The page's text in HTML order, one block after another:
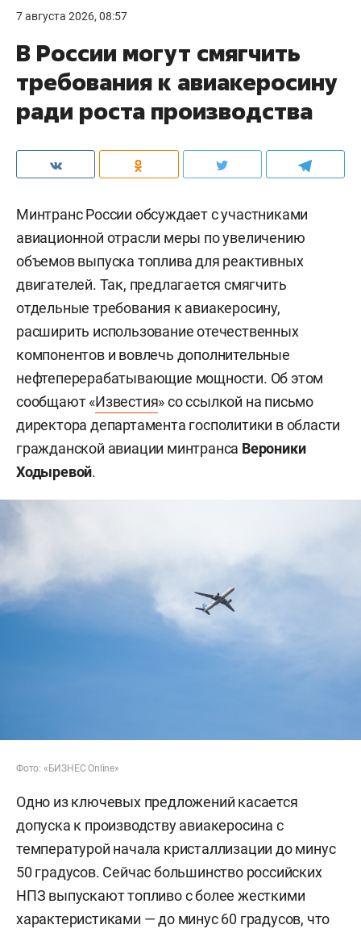
7 августа 2026, 08:57
В России могут смягчить
требования к авиакеросину
ради роста производства
Минтранс России обсуждает с участниками
авиационной отрасли меры по увеличению
объемов выпуска топлива для реактивных
двигателей. Так, предлагается смягчить
отдельные требования к авиакеросину,
расширить использование отечественных
компонентов и вовлечь дополнительные
нефтеперерабатывающие мощности. Об этом
сообщают «Известия» со ссылкой на письмо
директора департамента госполитики в области
гражданской авиации минтранса Вероники
Ходыревой.
Фото: «БИЗНЕС Online»
Одно из ключевых предложений касается
допуска к производству авиакеросина с
температурой начала кристаллизации до минус
50 градусов. Сейчас большинство российских
НПЗ выпускают топливо с более жесткими
характеристиками — до минус 60 градусов, что